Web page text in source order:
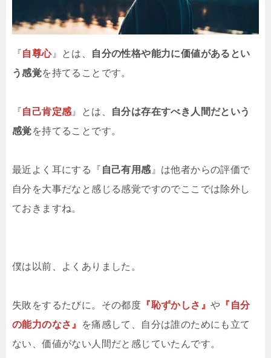
『自尊心』とは、
自分の性格や能力に価値があるとい
う感覚を持てることです。
『自己肯定感 』とは、
自分は存在すべき人間だという
感覚を持てることです。
最近よく耳にする『 自己有用感 』は他者からの評価で
自分を大事だなと感じる感覚ですのでここでは除外し
ておきますね。
僕は以前、よくありました。
失敗をするたびに。その都度 『恥ずかしさ』や 『自分
の能力のなさ』
を痛感して、自分は誰のためにも立て
ない、価値がない人間だと感じていたんです。